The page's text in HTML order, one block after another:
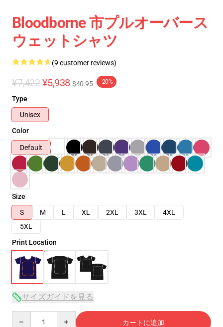
Bloodborne 市プルオーバース
ウェットシャツ
(9 customer reviews)
¥7,422 ¥5,938 $40.95 -20%
Type
Unisex
Color
Default
Size
S
M L XL 2XL 3XL
4XL
5XL
Print Location
サイズガイドを見る
カートに追加